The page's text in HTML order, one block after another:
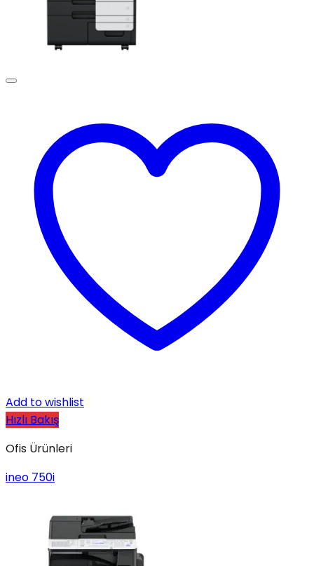
Add to wishlist
Hızlı Bakış
Ofis Ürünleri
ineo 750i